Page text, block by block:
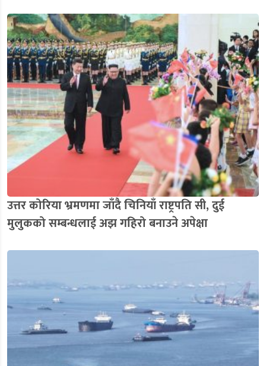
उत्तर कोरिया भ्रमणमा जाँदै चिनियाँ राष्ट्रपति सी, दुई
मुलुकको सम्बन्धलाई अझ गहिरो बनाउने अपेक्षा